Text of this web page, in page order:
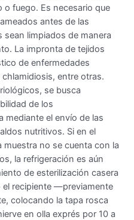
fuego. Es necesario que
antes de las
limpiados de manera
La impronta de tejidos
de enfermedades
entre otras.
se busca
de los
mediante el envío de las
nutritivos. Si en el
no se cuenta con la
la refrigeración es aún
de esterilización casera
el recipiente —previamente
colocando la tapa rosca
en olla exprés por 10 a